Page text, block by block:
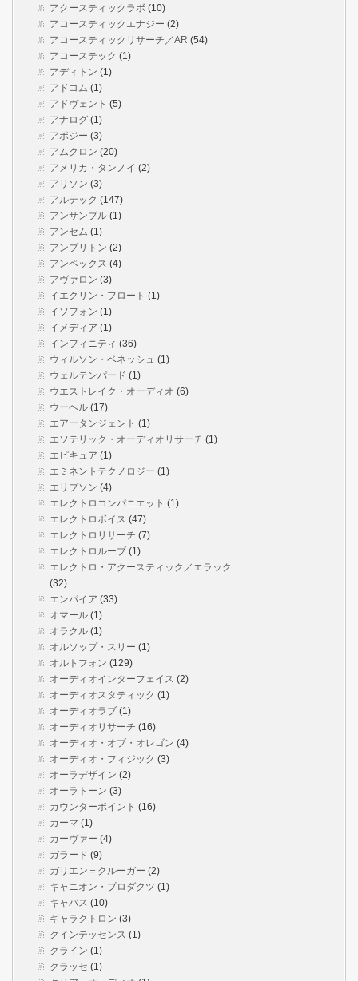
アクースティックラボ (10)
アコースティックエナジー (2)
アコースティックリサーチ／AR (54)
アコーステック (1)
アディトン (1)
アドコム (1)
アドヴェント (5)
アナログ (1)
アポジー (3)
アムクロン (20)
アメリカ・タンノイ (2)
アリソン (3)
アルテック (147)
アンサンブル (1)
アンセム (1)
アンプリトン (2)
アンペックス (4)
アヴァロン (3)
イエクリン・フロート (1)
イソフォン (1)
イメディア (1)
インフィニティ (36)
ウィルソン・ベネッシュ (1)
ウェルテンパード (1)
ウエストレイク・オーディオ (6)
ウーヘル (17)
エアータンジェント (1)
エソテリック・オーディオリサーチ (1)
エピキュア (1)
エミネントテクノロジー (1)
エリプソン (4)
エレクトロコンパニエット (1)
エレクトロボイス (47)
エレクトロリサーチ (7)
エレクトロルーブ (1)
エレクトロ・アクースティック／エラック
(32)
エンパイア (33)
オマール (1)
オラクル (1)
オルソップ・スリー (1)
オルトフォン (129)
オーディオインターフェイス (2)
オーディオスタティック (1)
オーディオラブ (1)
オーディオリサーチ (16)
オーディオ・オブ・オレゴン (4)
オーディオ・フィジック (3)
オーラデザイン (2)
オーラトーン (3)
カウンターポイント (16)
カーマ (1)
カーヴァー (4)
ガラード (9)
ガリエン＝クルーガー (2)
キャニオン・プロダクツ (1)
キャバス (10)
ギャラクトロン (3)
クインテッセンス (1)
クライン (1)
クラッセ (1)